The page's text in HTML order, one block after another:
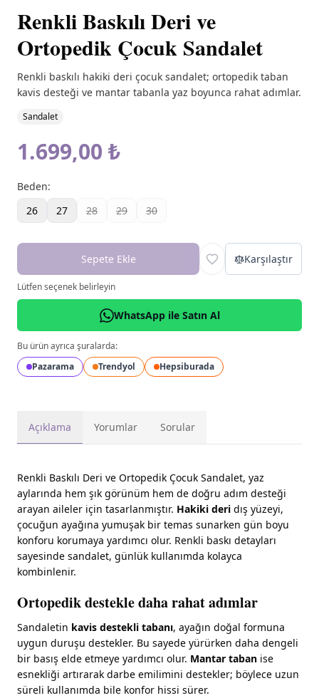
Renkli Baskılı Deri ve
Ortopedik Çocuk Sandalet
Renkli baskılı hakiki deri çocuk sandalet; ortopedik taban
kavis desteği ve mantar tabanla yaz boyunca rahat adımlar.
Sandalet
1.699,00 ₺
Beden:
26
27 28 29 30
Sepete Ekle Karşılaştır
Lütfen seçenek belirleyin
WhatsApp ile Satın Al
Bu ürün ayrıca şuralarda:
Pazarama
Trendyol Hepsiburada
Açıklama Yorumlar Sorular
Renkli Baskılı Deri ve Ortopedik Çocuk Sandalet, yaz
aylarında hem şık görünüm hem de doğru adım desteği
arayan aileler için tasarlanmıştır. Hakiki deri dış yüzeyi,
çocuğun ayağına yumuşak bir temas sunarken gün boyu
konforu korumaya yardımcı olur. Renkli baskı detayları
sayesinde sandalet, günlük kullanımda kolayca
kombinlenir.
Ortopedik destekle daha rahat adımlar
Sandaletin kavis destekli tabanı, ayağın doğal formuna
uygun duruşu destekler. Bu sayede yürürken daha dengeli
bir basış elde etmeye yardımcı olur. Mantar taban ise
esnekliği artırarak darbe emilimini destekler; böylece uzun
süreli kullanımda bile konfor hissi sürer.